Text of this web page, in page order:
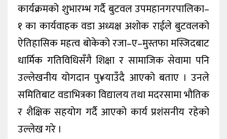
कार्यक्रमको शुभारम्भ गर्दै बुटवल उपमहानगरपालिका–
१ का कार्यवाहक वडा अध्यक्ष अशोक राईले बुटवलको
ऐतिहासिक महत्व बोकेको रजा–ए–मुस्तफा मस्जिदबाट
धार्मिक गतिविधिसँगै शिक्षा र सामाजिक सेवामा पनि
उल्लेखनीय योगदान पु¥याउँदै आएको बताए । उनले
समितिबाट वडाभित्रका विद्यालय तथा मदरसामा भौतिक
र शैक्षिक सहयोग गर्दै आएको कार्य प्रशंसनीय रहेको
उल्लेख गरे ।